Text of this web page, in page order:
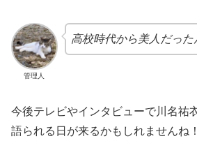
管理人
高校時代から美人だった
今後テレビやインタビューで川名祐
語られる日が来るかもしれませんね！